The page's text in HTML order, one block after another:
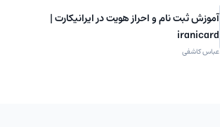
آموزش ثبت نام و احراز هویت در ایرانیکارت |
iranicard
عباس کاشفی